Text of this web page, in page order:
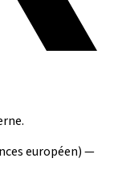
européen) —